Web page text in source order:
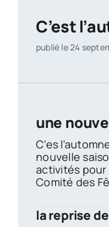
C’est
publié le 24
une
C’es
nouvelle
activités
Comité des
la reprise